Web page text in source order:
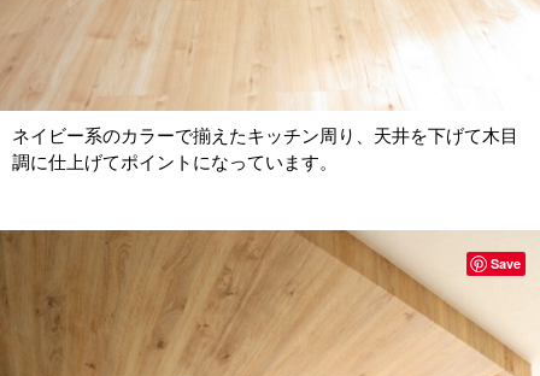
ネイビー系のカラーで揃えたキッチン周り、天井を下げて木目
調に仕上げてポイントになっています。
Save